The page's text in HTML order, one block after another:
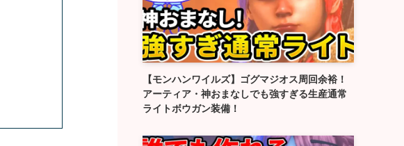
【モンハンワイルズ】ゴグマジオス周回余裕！
アーティア・神おまなしでも強すぎる生産通常
ライトボウガン装備！